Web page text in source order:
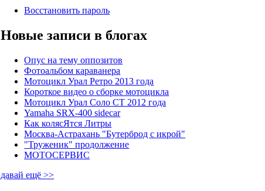
Восстановить пароль
Новые записи в блогах
Опус на тему оппозитов
Фотоальбом караванера
Мотоцикл Урал Ретро 2013 года
Короткое видео о сборке мотоцикла
Мотоцикл Урал Соло СТ 2012 года
Yamaha SRX-400 sidecar
Как колясЯтся Литры
Москва-Астрахань "Бутерброд с икрой"
"Труженик" продолжение
МОТОСЕРВИС
давай ещё >>